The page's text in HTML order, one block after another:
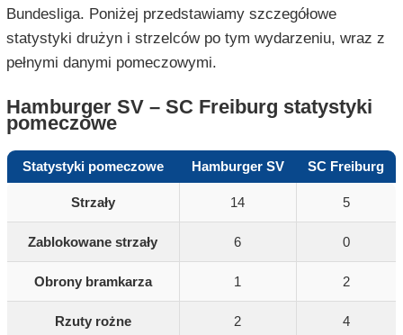
Bundesliga. Poniżej przedstawiamy szczegółowe
statystyki drużyn i strzelców po tym wydarzeniu, wraz z
pełnymi danymi pomeczowymi.
Hamburger SV – SC Freiburg statystyki
pomeczowe
Statystyki pomeczowe Hamburger SV SC Freiburg
Strzały 14 5
Zablokowane strzały 6 0
Obrony bramkarza 1 2
Rzuty rożne 2 4